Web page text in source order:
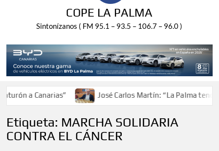
COPE LA PALMA
Sintonízanos ( FM 95.1 – 93.5 – 106.7 – 96.0 )
a Canarias” José Carlos Martín: “La Palma tendrá
Etiqueta: MARCHA SOLIDARIA
CONTRA EL CÁNCER